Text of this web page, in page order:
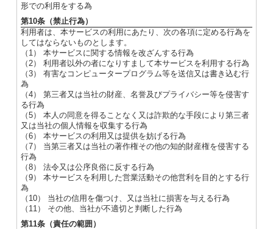
形での利用をする為
第10条（禁止行為）
利用者は、本サービスの利用にあたり、次の各項に定める行為を
してはならないものとします。
（1） 本サービスに関する情報を改ざんする行為
（2） 利用者以外の者になりすまして本サービスを利用する行為
（3） 有害なコンピュータープログラム等を送信又は書き込む行
為
（4） 第三者又は当社の財産、名誉及びプライバシー等を侵害す
る行為
（5） 本人の同意を得ることなく又は詐欺的な手段により第三者
又は当社の個人情報を収集する行為
（6） 本サービスの利用又は提供を妨げる行為
（7） 当第三者又は当社の著作権その他の知的財産権を侵害する
行為
（8） 法令又は公序良俗に反する行為
（9） 本サービスを利用した営業活動その他営利を目的とする行
為
（10） 当社の信用を傷つけ、又は当社に損害を与える行為
（11） その他、当社が不適切と判断した行為
第11条（責任の範囲）